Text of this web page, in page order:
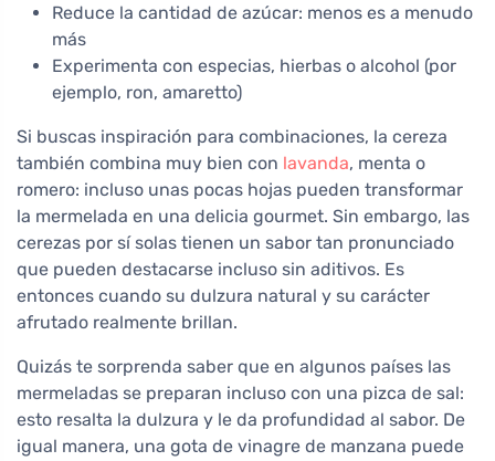
Reduce la cantidad de azúcar: menos es a menudo
más
Experimenta con especias, hierbas o alcohol (por
ejemplo, ron, amaretto)
Si buscas inspiración para combinaciones, la cereza
también combina muy bien con lavanda, menta o
romero: incluso unas pocas hojas pueden transformar
la mermelada en una delicia gourmet. Sin embargo, las
cerezas por sí solas tienen un sabor tan pronunciado
que pueden destacarse incluso sin aditivos. Es
entonces cuando su dulzura natural y su carácter
afrutado realmente brillan.
Quizás te sorprenda saber que en algunos países las
mermeladas se preparan incluso con una pizca de sal:
esto resalta la dulzura y le da profundidad al sabor. De
igual manera, una gota de vinagre de manzana puede